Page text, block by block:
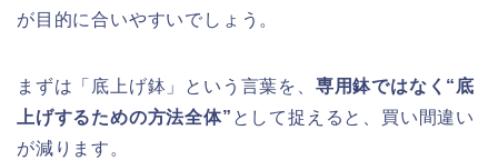
が目的に合いやすいでしょう。
まずは「底上げ鉢」という言葉を、 専用鉢ではなく“底
上げするための方法全体” として捉えると、買い間違い
が減ります。